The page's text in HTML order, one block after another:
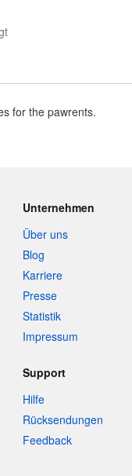
for the pawrents.
Unternehmen
Über uns
Blog
Karriere
Presse
Statistik
Impressum
Support
Hilfe
Rücksendungen
Feedback